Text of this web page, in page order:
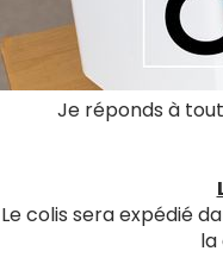
Je réponds à
Le colis sera expédié
la